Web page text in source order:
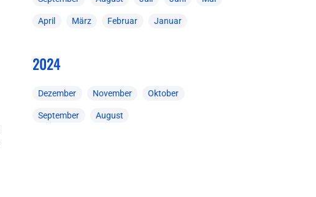
April März Februar Januar
2024
Dezember November Oktober
September August